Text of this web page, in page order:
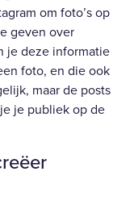
om foto’s op
geven over
je deze informatie
foto, en die ook
maar de posts
je publiek op de